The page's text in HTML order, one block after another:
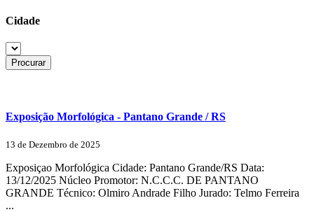
Cidade
Exposição Morfológica - Pantano Grande / RS
13 de Dezembro de 2025
Exposiçao Morfológica Cidade: Pantano Grande/RS Data:
13/12/2025 Núcleo Promotor: N.C.C.C. DE PANTANO
GRANDE Técnico: Olmiro Andrade Filho Jurado: Telmo Ferreira
...